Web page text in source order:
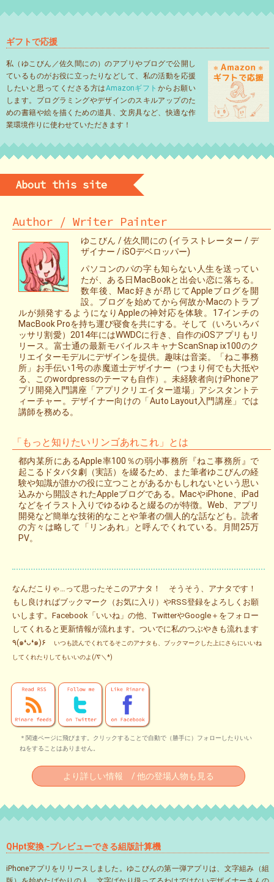
ギフトで応援
私（ゆこびん／佐久間にの）のアプリやブログで公開し
ているものがお役に立ったりなどして、私の活動を応援
したいと思ってくださる方はAmazonギフト からお願い
します。プログラミングやデザインのスキルアップのた
めの書籍や絵を描くための道具、文房具など、快適な作
業環境作りに使わせていただきます！
About this site
Author / Writer Painter
ゆこびん / 佐久間にの (イラストレーター / デ
ザイナー / iSOデベロッパー)
パソコンのパの字も知らない人生を送ってい
たが、ある日MacBookと出会い恋に落ちる。
数年後、Mac好きが昂じてAppleブログを開
設。ブログを始めてから何故かMacのトラブ
ルが頻発するようになりAppleの神対応を体験。17インチの
MacBook Proを持ち運び寝食を共にする。そして（いろいろバ
ッサリ割愛）2014年にはWWDCに行き、自作のiOSアプリもリ
リース。富士通の最新モバイルスキャナScanSnap ix100のク
リエイターモデルにデザインを提供。趣味は音楽。「ねこ事務
所」お手伝い1号の赤魔道士デザイナー（つまり何でも大抵や
る、このwordpressのテーマも自作）。未経験者向けiPhoneア
プリ開発入門講座「アプリクリエイター道場」アシスタントテ
ィーチャー。デザイナー向けの「Auto Layout入門講座」では
講師を務める。
「もっと知りたいリンゴあれこれ」とは
都内某所にあるApple率100％の弱小事務所『ねこ事務所』で
起こるドタバタ劇（実話）を綴るため、また筆者ゆこびんの経
験や知識が誰かの役に立つことがあるかもしれないという思い
込みから開設されたAppleブログである。MacやiPhone、iPad
などをイラスト入りでゆるゆると綴るのが特徴。Web、アプリ
開発など簡単な技術的なことや筆者の個人的な話なども。読者
の方々は略して「リンあれ」と呼んでくれている。月間25万
PV。
なんだこりゃ…って思ったそこのアナタ！ そうそう、アナタです！
もし良ければブックマーク（お気に入り）やRSS登録をよろしくお願
いします。Facebook「いいね」の他、TwitterやGoogle＋をフォロー
してくれると更新情報が流れます。ついでに私のつぶやきも流れます
٩(๑❛ᴗ❛๑)۶
いつも読んでくれてるそこのアナタも、ブックマークした上にさらにいいね
してくれたりしてもいいのよ(/∇＼*)
＊関連ページに飛びます。クリックすることで自動で（勝手に）フォローしたりいい
ねをすることはありません。
より詳しい情報 / 他の登場人物も見る
QHpt変換 -プレビューできる組版計算機
iPhoneアプリをリリースしました。ゆこびんの第一弾アプリは、文字組み（組